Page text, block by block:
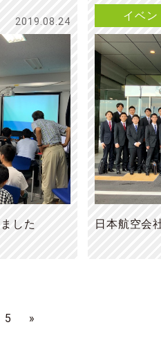
2019.08.24
した
イベン
日本航空会
5 »